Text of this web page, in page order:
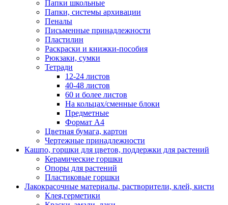
Папки школьные
Папки, системы архивации
Пеналы
Письменные принадлежности
Пластилин
Раскраски и книжки-пособия
Рюкзаки, сумки
Тетради
12-24 листов
40-48 листов
60 и более листов
На кольцах/сменные блоки
Предметные
Формат А4
Цветная бумага, картон
Чертежные принадлежности
Кашпо, горшки для цветов, поддержки для растений
Керамические горшки
Опоры для растений
Пластиковые горшки
Лакокрасочные материалы, растворители, клей, кисти
Клея,герметики